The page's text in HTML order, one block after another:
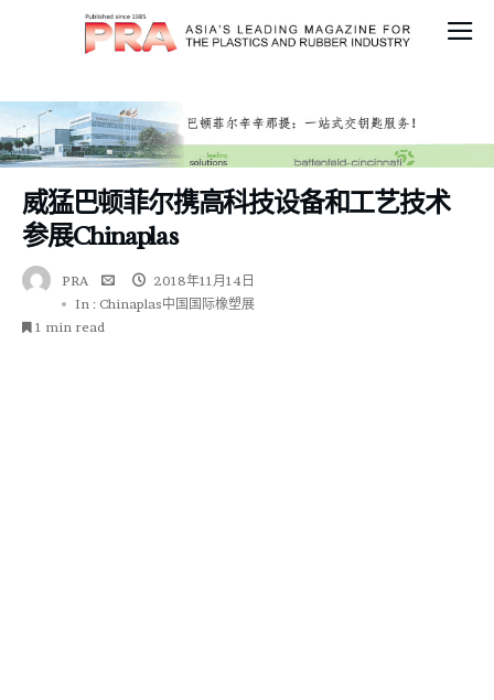
威猛巴顿菲尔携高科技设备和工艺技术
参展Chinaplas
PRA
2018年11月14日
In : Chinaplas中国国际橡塑展
1 min read